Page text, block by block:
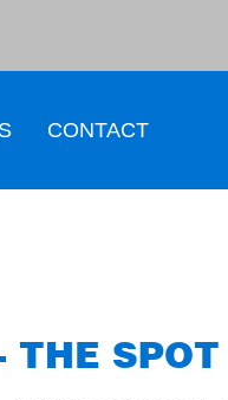
CONTACT
THE